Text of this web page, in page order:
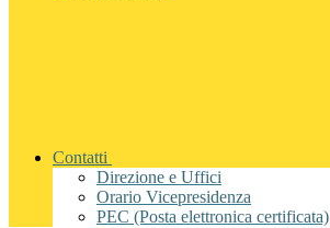
Contatti
Direzione e Uffici
Orario Vicepresidenza
PEC (Posta elettronica certificata)